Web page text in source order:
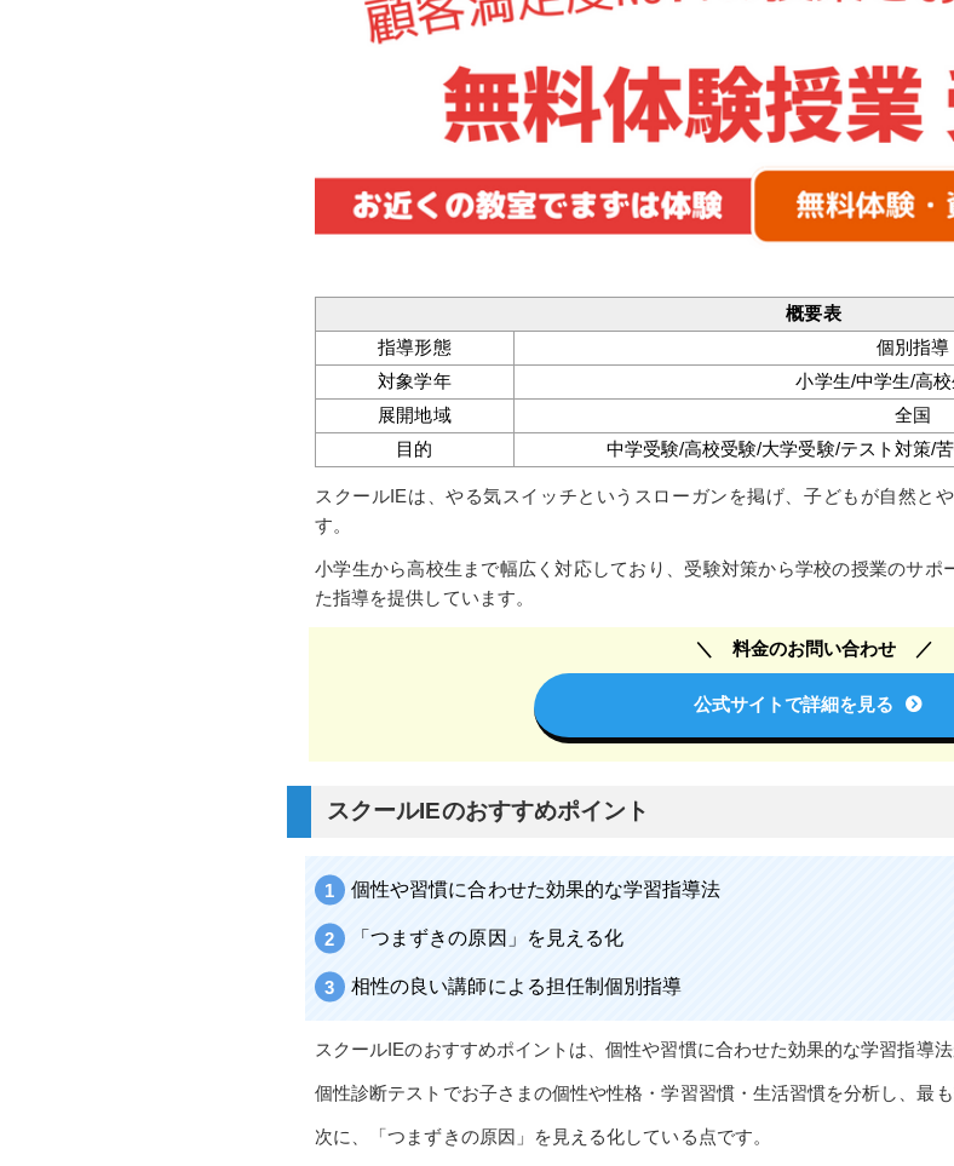
概要表
指導形態
個別指導
対象学年
小学生/中学生/高
展開地域
全国
目的
中学受験/高校受験/大学受験/テスト対策/
スクールIEは、やる気スイッチというスローガンを掲げ、子どもが自然と
す。
小学生から高校生まで幅広く対応しており、受験対策から学校の授業のサ
た指導を提供しています。
料金のお問い合わせ
公式サイトで詳細を見る
スクールIEのおすすめポイント
個性や習慣に合わせた効果的な学習指導法
「つまずきの原因」を見える化
相性の良い講師による担任制個別指導
スクールIEのおすすめポイントは、個性や習慣に合わせた効果的な学習指導法
個性診断テストでお子さまの個性や性格・学習習慣・生活習慣を分析し、最
次に、「つまずきの原因」を見える化している点です。